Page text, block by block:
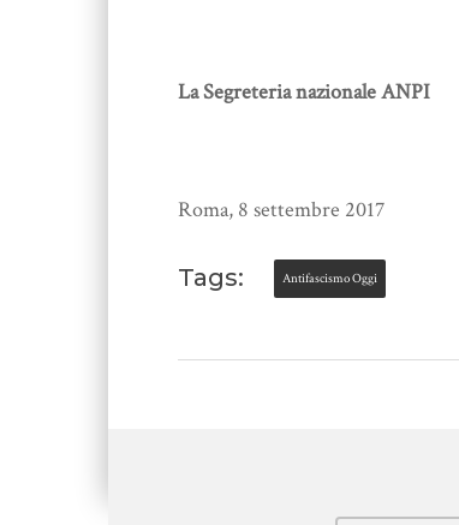
La Segreteria nazionale ANPI
Roma, 8 settembre 2017
Tags: Antifascismo Oggi